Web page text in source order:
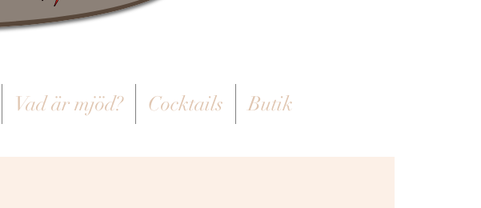
Vad är mjöd? Cocktails Butik